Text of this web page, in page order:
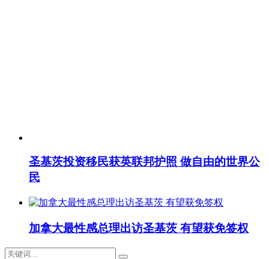
圣基茨投资移民获英联邦护照 做自由的世界公
民
加拿大最性感总理出访圣基茨 有望获免签权